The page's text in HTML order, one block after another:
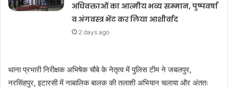
अधिवक्ताओं का आत्मीय भव्य सम्मान, पुष्पवर्षा
व अंगवस्त्र भेंट कर लिया आशीर्वाद
2 days ago
थाना प्रभारी निरीक्षक अभिषेक चौबे के नेतृत्व में पुलिस टीम ने जबलपुर,
नरसिंहपुर, इटारसी में नाबालिक बालक की तलाशी अभियान चलाया और अंततः